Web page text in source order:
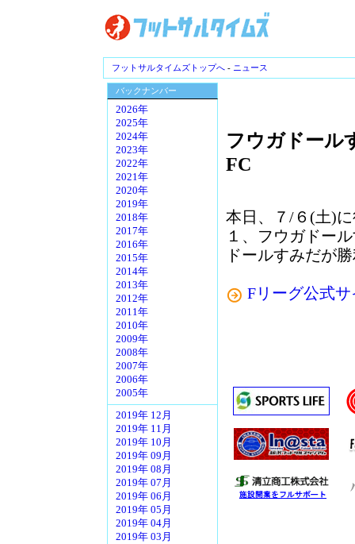
フットサルタイムズトップへ - ニュース
バックナンバー
2026年
2025年
2024年
2023年
2022年
2021年
2020年
2019年
2018年
2017年
2016年
2015年
2014年
2013年
2012年
2011年
2010年
2009年
2008年
2007年
2006年
2005年
2019年 12月
2019年 11月
2019年 10月
2019年 09月
2019年 08月
2019年 07月
2019年 06月
2019年 05月
2019年 04月
2019年 03月
フウガドール
FC
本日、７/６(土)
１、フウガドー
ドールすみだが
Fリーグ公式サ